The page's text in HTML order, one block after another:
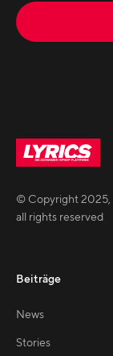
© Copyright2025,
all rights reserved
Beiträge
News
Stories